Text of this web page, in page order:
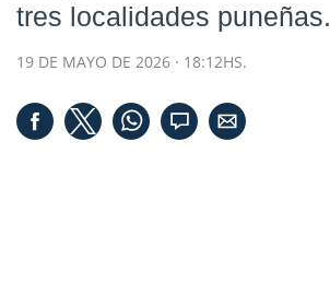
tres localidades puneñas.
19 DE MAYO DE 2026 · 18:12HS.